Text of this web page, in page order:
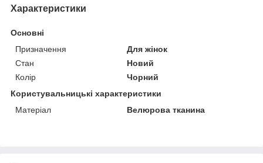
Характеристики
Основні
Призначення
Для жінок
Стан
Новий
Колір
Чорний
Користувальницькі характеристики
Матеріал
Велюрова тканина